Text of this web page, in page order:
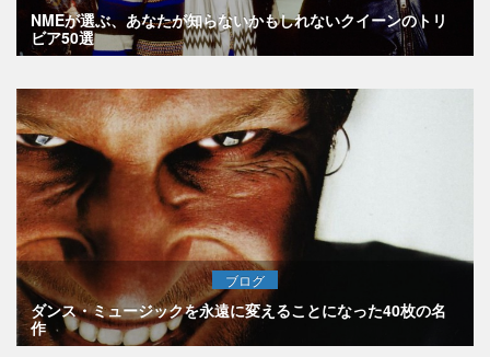
NMEが選ぶ、あなたが知らないかもしれないクイーンのトリ
ビア50選
ブログ
ダンス・ミュージックを永遠に変えることになった40枚の名
作